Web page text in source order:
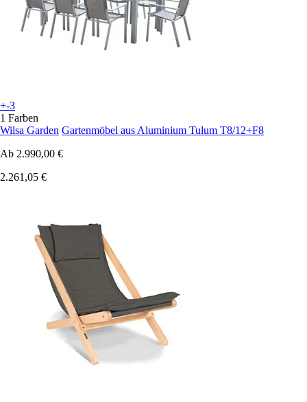
+-3
1 Farben
Wilsa Garden Gartenmöbel aus Aluminium Tulum T8/12+F8
Ab 2.990,00 €
2.261,05 €